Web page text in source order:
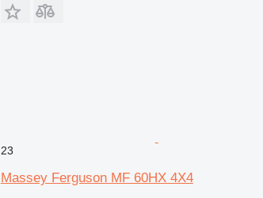
23
Massey Ferguson MF 60HX 4X4